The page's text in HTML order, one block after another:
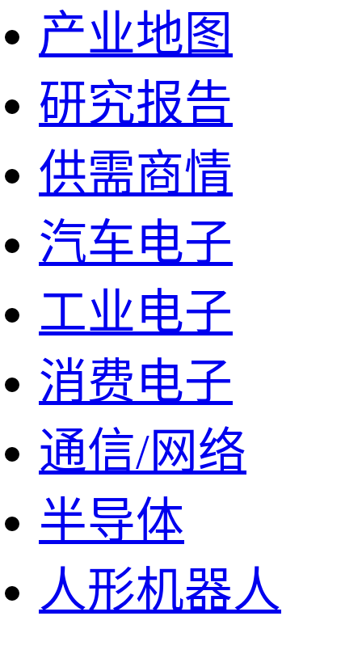
产业地图
研究报告
供需商情
汽车电子
工业电子
消费电子
通信/网络
半导体
人形机器人